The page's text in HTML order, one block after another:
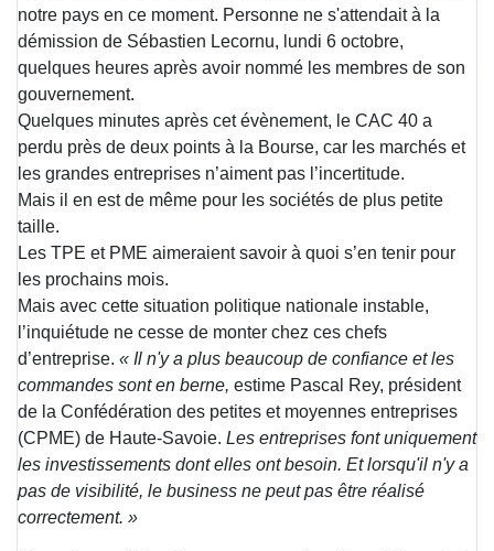
notre pays en ce moment. Personne ne s'attendait à la
démission de Sébastien Lecornu, lundi 6 octobre,
quelques heures après avoir nommé les membres de son
gouvernement.
Quelques minutes après cet évènement, le CAC 40 a
perdu près de deux points à la Bourse, car les marchés et
les grandes entreprises n’aiment pas l’incertitude.
Mais il en est de même pour les sociétés de plus petite
taille.
Les TPE et PME aimeraient savoir à quoi s’en tenir pour
les prochains mois.
Mais avec cette situation politique nationale instable,
l’inquiétude ne cesse de monter chez ces chefs
d’entreprise. « Il n'y a plus beaucoup de confiance et les
commandes sont en berne, estime Pascal Rey, président
de la Confédération des petites et moyennes entreprises
(CPME) de Haute-Savoie. Les entreprises font uniquement
les investissements dont elles ont besoin. Et lorsqu'il n'y a
pas de visibilité, le business ne peut pas être réalisé
correctement. »